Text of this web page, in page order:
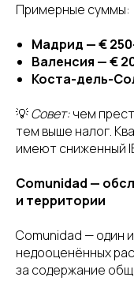
Примерные суммы:
Мадрид — €
Валенсия — €
Коста-дель-
💡Совет:чем
тем выше налог.
имеют сниженный
Comunidad —
и территории
Comunidad — один
недооценённых
за содержание